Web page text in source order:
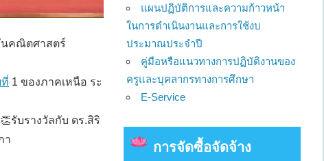
นคณิตศาสตร์
1 ของภาคเหนือ ระ
รับรางวัลกับ ดร.สิริ
า
แผนปฏิบัติการและความก้าวหน้า
ในการดำเนินงานและการใช้งบ
ประมาณประจำปี
คู่มือหรือแนวทางการปฏิบัติงานของ
ครูและบุคลากรทางการศึกษา
E-Service
การจัดซื้อจัดจ้าง